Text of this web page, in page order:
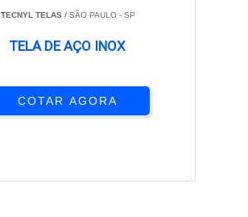
TECNYL TELAS/ SÃO PAULO - SP
TELA DE AÇO INOX
COTAR AGORA